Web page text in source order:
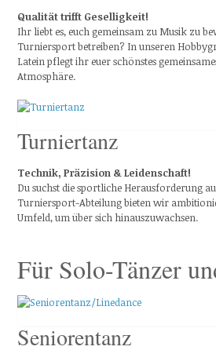
Qualität trifft Geselligkeit!
Ihr liebt es, euch gemeinsam zu Musik zu
Turniersport betreiben? In unseren
Latein pflegt ihr euer schönstes
Atmosphäre.
Turniertanz
Technik, Präzision & Leidenschaft!
Du suchst die sportliche Herausforderung
Turniersport-Abteilung bieten wir
Umfeld, um über sich hinauszuwachsen.
Für Solo-Tänzer
Seniorentanz